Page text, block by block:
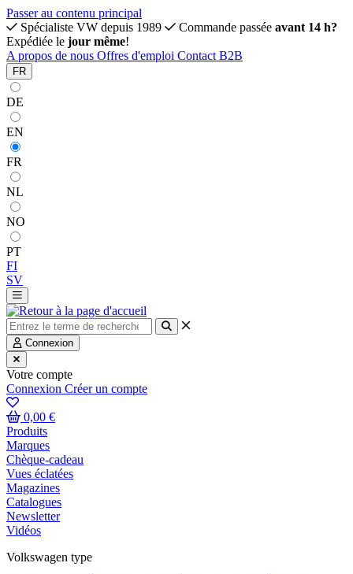
Passer au contenu principal
Spécialiste VW depuis 1989
Commande passée avant 14 h?
Expédiée le jour même!
A propos de nous Offres d'emploi Contact B2B
FR
DE
EN
FR
NL
NO
PT
FI
SV
Connexion
Votre compte
Connexion Créer un compte
0,00 €
Produits
Marques
Chèque-cadeau
Vues éclatées
Magazines
Catalogues
Newsletter
Vidéos
Volkswagen type